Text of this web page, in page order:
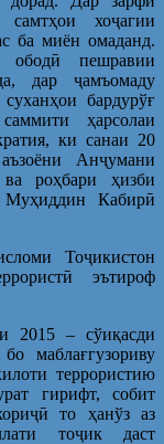
хоҷагии
ба миён омаданд.
пешравии
дар ҷамъомаду
бардурўғ
ҳарсолаи
ки санаи 20
Анҷумани
роҳбари ҳизби
Кабирӣ
Тоҷикистон
эътироф
2015 – сўиқасди
маблағгузориву
террористию
гирифт, собит
то ҳанўз аз
тоҷик даст